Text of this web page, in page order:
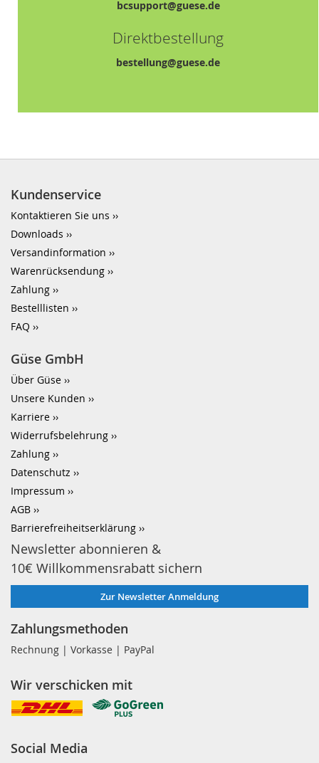
bcsupport@guese.de
Direktbestellung
bestellung@guese.de
Kundenservice
Kontaktieren Sie uns
Downloads
Versandinformation
Warenrücksendung
Zahlung
Bestelllisten
FAQ
Güse GmbH
Über Güse
Unsere Kunden
Karriere
Widerrufsbelehrung
Zahlung
Datenschutz
Impressum
AGB
Barrierefreiheitserklärung
Newsletter abonnieren &
10€ Willkommensrabatt sichern
Zur Newsletter Anmeldung
Zahlungsmethoden
Rechnung | Vorkasse | PayPal
Wir verschicken mit
Social Media